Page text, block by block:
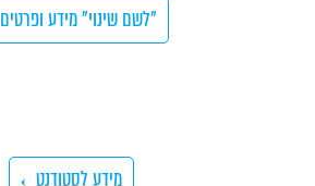
"לשם שינוי" מידע ופרטים
מידע לסטודנט